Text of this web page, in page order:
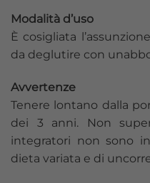
Modalità d’uso
È cosigliata
da deglutire con
Avvertenze
Tenere lontano dalla
dei 3 anni. Non
integratori non sono
dieta variata e di